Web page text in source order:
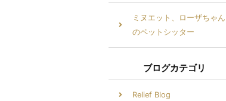
ミヌエット、ローザちゃん
のペットシッター
ブログカテゴリ
Relief Blog